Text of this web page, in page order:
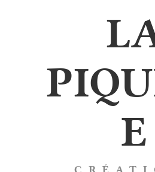
E